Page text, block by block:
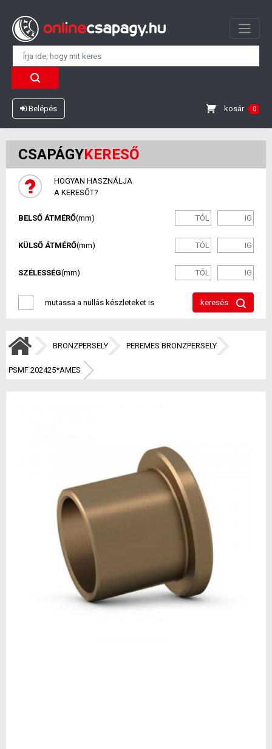
Belépés kosár 0
CSAPÁGYKERESŐ
HOGYAN HASZNÁLJA
A KERESŐT?
BELSŐ ÁTMÉRŐ(mm)
KÜLSŐ ÁTMÉRŐ(mm)
SZÉLESSÉG(mm)
mutassa a nullás készleteket is keresés
BRONZPERSELY PEREMES BRONZPERSELY
PSMF 202425*AMES